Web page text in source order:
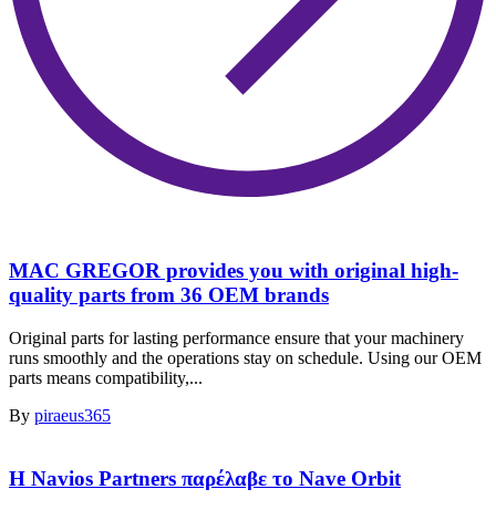
MAC GREGOR provides you with original high-
quality parts from 36 OEM brands
Original parts for lasting performance ensure that your machinery
runs smoothly and the operations stay on schedule. Using our OEM
parts means compatibility,...
By piraeus365
Η Navios Partners παρέλαβε το Nave Orbit